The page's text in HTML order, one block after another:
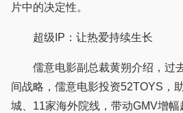
片中的决定性。
超级IP：让热爱持续生长
儒意电影副总裁黄朔介绍，过
间战略，儒意电影投资52TOYS，
城、11家海外院线，带动GMV增